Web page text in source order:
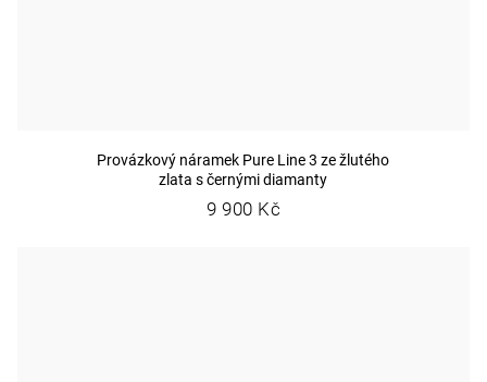
Provázkový náramek Pure Line 3 ze žlutého
zlata s černými diamanty
9 900 Kč